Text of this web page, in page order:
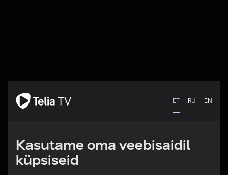
ET RU EN
Kasutame oma veebisaidil
küpsiseid